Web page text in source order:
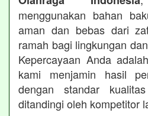
menggunakan bahan
aman dan bebas dari
ramah bagi lingkungan
Kepercayaan Anda
kami menjamin hasil
dengan standar
ditandingi oleh kompetitor